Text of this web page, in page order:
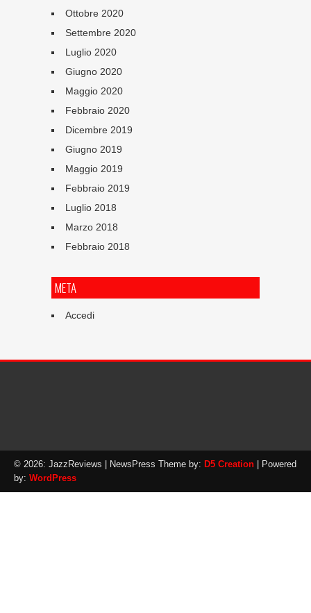
Ottobre 2020
Settembre 2020
Luglio 2020
Giugno 2020
Maggio 2020
Febbraio 2020
Dicembre 2019
Giugno 2019
Maggio 2019
Febbraio 2019
Luglio 2018
Marzo 2018
Febbraio 2018
META
Accedi
© 2026: JazzReviews | NewsPress Theme by: D5 Creation | Powered
by: WordPress